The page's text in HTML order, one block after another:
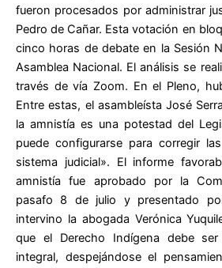
fueron procesados por administrar
Pedro de Cañar. Esta votación en
cinco horas de debate en la Sesión
Asamblea Nacional. El análisis se
través de vía Zoom. En el Pleno,
Entre estas, el asambleísta José
la amnistía es una potestad del
puede configurarse para corregir
sistema judicial». El informe
amnistía fue aprobado por la
pasafo 8 de julio y presentado
intervino la abogada Verónica
que el Derecho Indígena debe
integral, despejándose el